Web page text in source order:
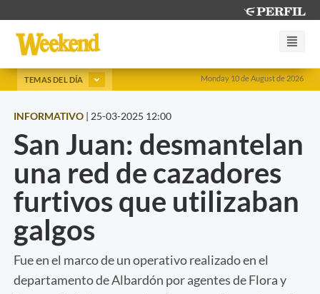
Monday 10 de August de 2026
TEMAS DEL DÍA
INFORMATIVO | 25-03-2025 12:00
San Juan: desmantelan
una red de cazadores
furtivos que utilizaban
galgos
Fue en el marco de un operativo realizado en el
departamento de Albardón por agentes de Flora y